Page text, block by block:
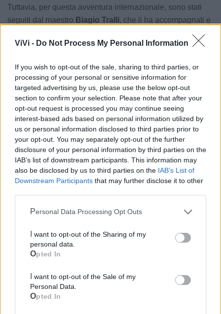
ViVi - Do Not Process My Personal Information
If you wish to opt-out of the sale, sharing to third parties, or
processing of your personal or sensitive information for
targeted advertising by us, please use the below opt-out
section to confirm your selection. Please note that after your
opt-out request is processed you may continue seeing
interest-based ads based on personal information utilized by
us or personal information disclosed to third parties prior to
your opt-out. You may separately opt-out of the further
disclosure of your personal information by third parties on the
IAB’s list of downstream participants. This information may
also be disclosed by us to third parties on the IAB’s List of
Downstream Participants that may further disclose it to other
Personal Data Processing Opt Outs
personal data.
Opted In
Personal Data.
Opted In
Tuttavia, per questa avventura internazionale, sono stati
seguiti dal maestro Biagio Tralli, che li ha accompagnati e
Ricevi gratuitamente ogni giorno le notizie della tua
città direttamente sul tuo smartphone. Scarica Telegram
clicca qui